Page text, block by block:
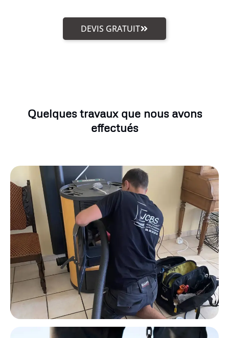
DEVIS GRATUIT
Quelques travaux que nous avons
effectués